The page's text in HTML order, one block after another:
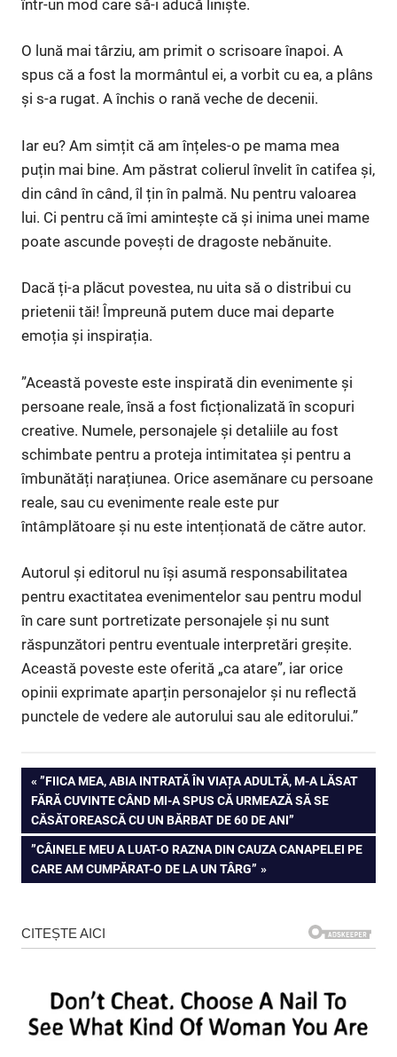
într-un mod care să-i aducă liniște.
O lună mai târziu, am primit o scrisoare înapoi. A
spus că a fost la mormântul ei, a vorbit cu ea, a plâns
și s-a rugat. A închis o rană veche de decenii.
Iar eu? Am simțit că am înțeles-o pe mama mea
puțin mai bine. Am păstrat colierul învelit în catifea și,
din când în când, îl țin în palmă. Nu pentru valoarea
lui. Ci pentru că îmi amintește că și inima unei mame
poate ascunde povești de dragoste nebănuite.
Dacă ți-a plăcut povestea, nu uita să o distribui cu
prietenii tăi! Împreună putem duce mai departe
emoția și inspirația.
”Această poveste este inspirată din evenimente și
persoane reale, însă a fost ficționalizată în scopuri
creative. Numele, personajele și detaliile au fost
schimbate pentru a proteja intimitatea și pentru a
îmbunătăți narațiunea. Orice asemănare cu persoane
reale, sau cu evenimente reale este pur
întâmplătoare și nu este intenționată de către autor.
Autorul și editorul nu își asumă responsabilitatea
pentru exactitatea evenimentelor sau pentru modul
în care sunt portretizate personajele și nu sunt
răspunzători pentru eventuale interpretări greșite.
Această poveste este oferită „ca atare”, iar orice
opinii exprimate aparțin personajelor și nu reflectă
punctele de vedere ale autorului sau ale editorului.”
Navigare
în
articole
PREVIOUS
POST:
”FIICA MEA, ABIA INTRATĂ ÎN VIAȚA ADULTĂ, M-A LĂSAT
FĂRĂ CUVINTE CÂND MI-A SPUS CĂ URMEAZĂ SĂ SE
CĂSĂTOREASCĂ CU UN BĂRBAT DE 60 DE ANI”
NEXT
POST:
”CÂINELE MEU A LUAT-O RAZNA DIN CAUZA CANAPELEI PE
CARE AM CUMPĂRAT-O DE LA UN TÂRG”